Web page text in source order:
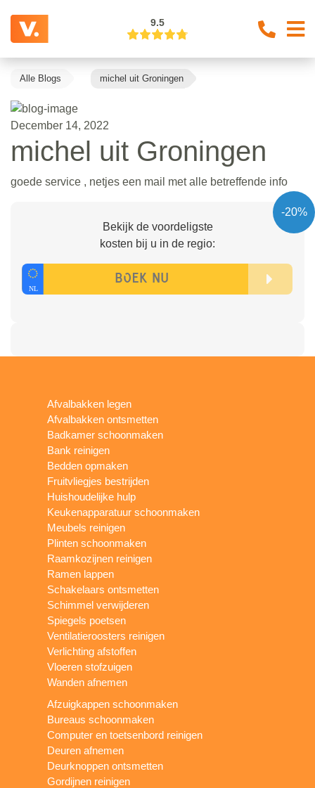
9.5
Alle Blogs michel uit Groningen
December 14, 2022
michel uit Groningen
goede service , netjes een mail met alle betreffende info
-20%
Bekijk de voordeligste
kosten bij u in de regio:
Afvalbakken legen
Afvalbakken ontsmetten
Badkamer schoonmaken
Bank reinigen
Bedden opmaken
Fruitvliegjes bestrijden
Huishoudelijke hulp
Keukenapparatuur schoonmaken
Meubels reinigen
Plinten schoonmaken
Raamkozijnen reinigen
Ramen lappen
Schakelaars ontsmetten
Schimmel verwijderen
Spiegels poetsen
Ventilatieroosters reinigen
Verlichting afstoffen
Vloeren stofzuigen
Wanden afnemen
Afzuigkappen schoonmaken
Bureaus schoonmaken
Computer en toetsenbord reinigen
Deuren afnemen
Deurknoppen ontsmetten
Gordijnen reinigen